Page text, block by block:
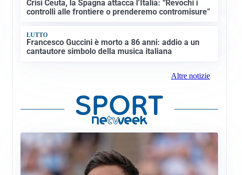
Crisi Ceuta, la Spagna attacca l’Italia: “Revochi i
controlli alle frontiere o prenderemo contromisure”
LUTTO
Francesco Guccini è morto a 86 anni: addio a un
cantautore simbolo della musica italiana
Altre notizie